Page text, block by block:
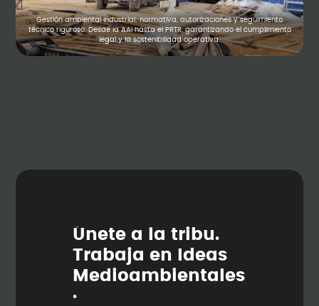
Gestión ambiental industrial: normativa, autorizaciones y seguimiento
técnico riguroso. Desde la AAI hasta el PRTR, garantizando el cumplimiento
legal y la sostenibilidad operativa.
Únete a la tribu.
Trabaja en Ideas
Medioambienta les
.